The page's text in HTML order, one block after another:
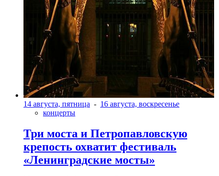
14 августа, пятница - 16 августа, воскресенье
концерты
Три моста и Петропавловскую
крепость охватит фестиваль
«Ленинградские мосты»